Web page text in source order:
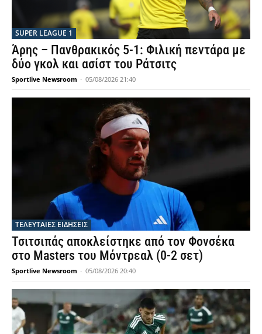
SUPER LEAGUE 1
Άρης – Πανθρακικός 5-1: Φιλική πεντάρα με
δύο γκολ και ασίστ του Ράτσιτς
Sportlive Newsroom - 05/08/2026 21:40
ΤΕΛΕΥΤΑΙΕΣ ΕΙΔΗΣΕΙΣ
Τσιτσιπάς αποκλείστηκε από τον Φονσέκα
στο Masters του Μόντρεαλ (0-2 σετ)
Sportlive Newsroom - 05/08/2026 20:40